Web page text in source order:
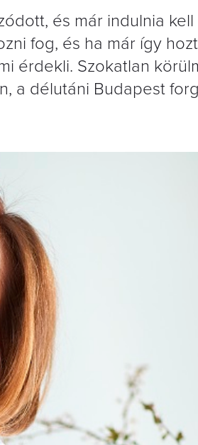
és már indulnia kell
fog, és ha már így
érdekli. Szokatlan
a délutáni Budapest